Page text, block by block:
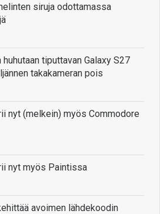
siruja odottamassa
huhutaan tiputtavan Galaxy S27
takakameran pois
nyt (melkein) myös Commodore
nyt myös Paintissa
avoimen lähdekoodin